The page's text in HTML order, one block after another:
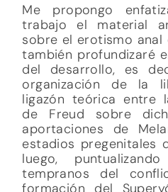
Me propongo
trabajo el material
sobre el erotismo anal
también profundizaré
del desarrollo, es
organización de la
ligazón teórica entre
de Freud sobre
aportaciones de
estadios pregenitales
luego,
tempranos del
formación del